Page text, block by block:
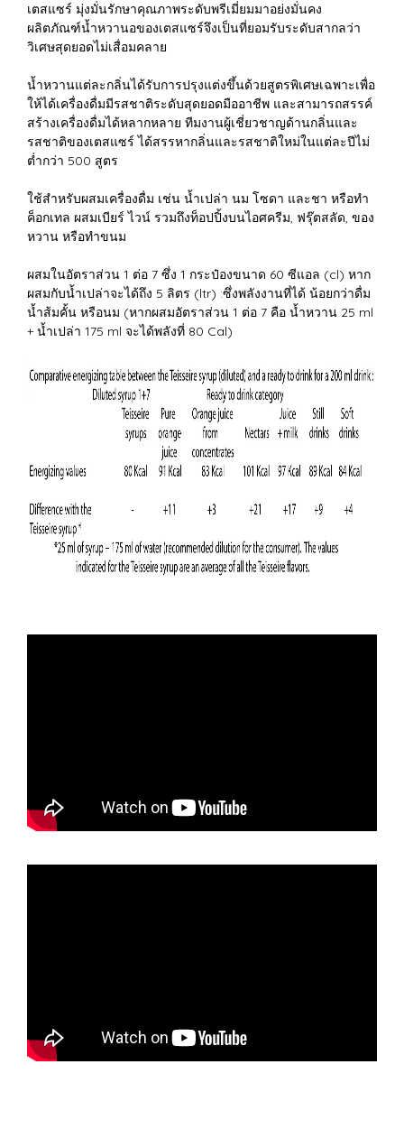
เตสแซร์ มุ่งมั่นรักษาคุณภาพระดับพรีเมี่ยมมาอย่งมั่นคง
ผลิตภัณฑ์น้ำหวานอของเตสแซร์จึงเป็นที่ยอมรับระดับสากลว่า
วิเศษสุดยอดไม่เสื่อมคลาย
น้ำหวานแต่ละกลิ่นได้รับการปรุงแต่งขึ้นด้วยสูตรพิเศษเฉพาะเพื่อ
ให้ได้เครื่องดื่มมีรสชาติระดับสุดยอดมืออาชีพ และสามารถสรรค์
สร้างเครื่องดื่มได้หลากหลาย ทีมงานผู้เชี่ยวชาญด้านกลิ่นและ
รสชาติของเตสแซร์ ได้สรรหากลิ่นและรสชาติใหม่ในแต่ละปีไม่
ต่ำกว่า 500 สูตร
ใช้สำหรับผสมเครื่องดื่ม เช่น น้ำเปล่า นม โซดา และชา หรือทำ
ค็อกเทล ผสมเบียร์ ไวน์ รวมถึงท็อปปิ้งบนไอศครีม, ฟรุ๊ตสลัด, ของ
หวาน หรือทำขนม
ผสมในอัตราส่วน 1 ต่อ 7 ซึ่ง 1 กระป๋องขนาด 60 ซีแอล (cl) หาก
ผสมกับน้ำเปล่าจะได้ถึง 5 ลิตร (ltr) :ซึ่งพลังงานที่ได้ น้อยกว่าดื่ม
น้ำส้มคั้น หรือนม (หากผสมอัตราส่วน 1 ต่อ 7 คือ น้ำหวาน 25 ml
+ น้ำเปล่า 175 ml จะได้พลังที่ 80 Cal)